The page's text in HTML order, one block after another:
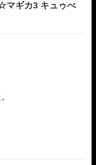
マギカ3 キュゥべ